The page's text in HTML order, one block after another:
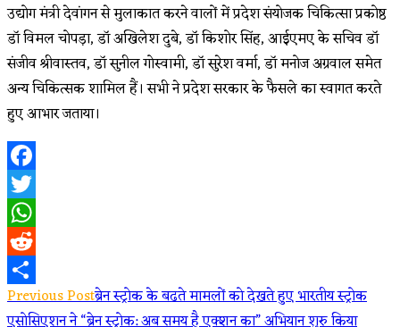
उद्योग मंत्री देवांगन से मुलाकात करने वालों में प्रदेश संयोजक चिकित्सा प्रकोष्ठ
डॉ विमल चोपड़ा, डॉ अखिलेश दुबे, डॉ किशोर सिंह, आईएमए के सचिव डॉ
संजीव श्रीवास्तव, डॉ सुनील गोस्वामी, डॉ सुरेश वर्मा, डॉ मनोज अग्रवाल समेत
अन्य चिकित्सक शामिल हैं। सभी ने प्रदेश सरकार के फैसले का स्वागत करते
हुए आभार जताया।
Facebook
Twitter
WhatsApp
Reddit
Share
Read
Previous Postब्रेन स्ट्रोक के बढते मामलों को देखते हुए भारतीय स्ट्रोक
एसोसिएशन ने “ब्रेन स्ट्रोक: अब समय है एक्शन का” अभियान शुरु किया